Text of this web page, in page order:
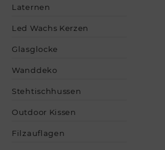
Laternen
Led Wachs Kerzen
Glasglocke
Wanddeko
Stehtischhussen
Outdoor Kissen
Filzauflagen